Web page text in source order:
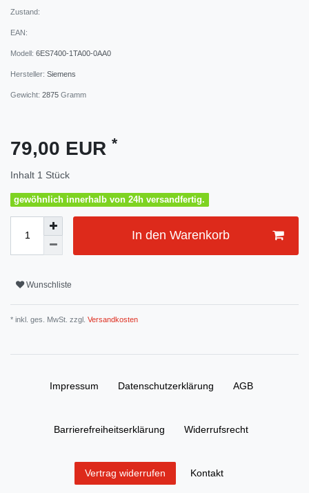
Zustand:
EAN:
Modell: 6ES7400-1TA00-0AA0
Hersteller: Siemens
Gewicht: 2875 Gramm
79,00 EUR *
Inhalt 1 Stück
gewöhnlich innerhalb von 24h versandfertig.
In den Warenkorb
Wunschliste
* inkl. ges. MwSt. zzgl. Versandkosten
Impressum Daten­schutz­erklärung AGB
Barrierefreiheitserklärung Widerrufs­recht
Vertrag widerrufen Kontakt